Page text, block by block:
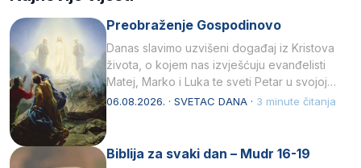
Preobraženje Gospodinovo
Danas slavimo uzvišeni događaj iz Kristova
života, o kojem nas izvješćuju evanđelisti
Matej, Marko i Luka te sveti Petar u svojoj
drugoj…
06.08.2026. · SVETAC DANA · 3 minute čitanja
Biblija za svaki dan – Mudr 16-19